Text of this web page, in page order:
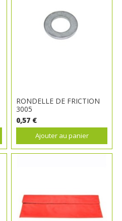
RONDELLE DE FRICTION
3005
0,57 €
Ajouter au panier